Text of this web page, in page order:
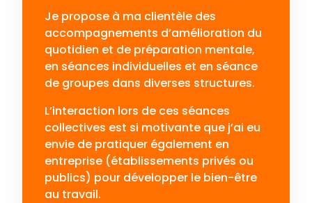
Je propose à ma clientèle des
accompagnements d’amélioration du
quotidien et de préparation mentale,
en séances individuelles et en séance
de groupes dans diverses structures.
L’interaction lors de ces séances
collectives est si motivante que j’ai eu
envie de pratiquer également en
entreprise (établissements privés ou
publics) pour développer le bien-être
au travail.